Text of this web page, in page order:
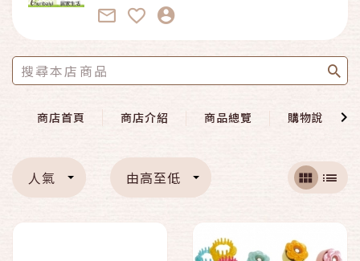
商店首頁 商店介紹 商品總覽 購物說明
人氣 由高至低